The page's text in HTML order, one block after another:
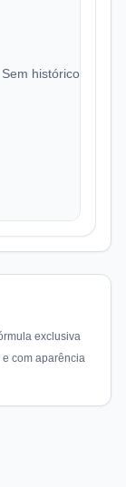
Sem histórico de
exclusiva
com aparência